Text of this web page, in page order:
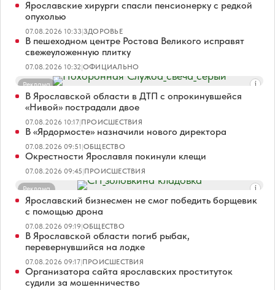
Ярославские хирурги спасли пенсионерку с редкой
опухолью
07.08.2026 10:33|ЗДОРОВЬЕ
В пешеходном центре Ростова Великого исправят
свежеуложенную плитку
07.08.2026 10:32|ОФИЦИАЛЬНО
Реклама
В Ярославской области в ДТП с опрокинувшейся
«Нивой» пострадали двое
07.08.2026 10:17|ПРОИСШЕСТВИЯ
В «Ярдормосте» назначили нового директора
07.08.2026 09:51|ОБЩЕСТВО
Окрестности Ярославля покинули клещи
07.08.2026 09:45|ПРОИСШЕСТВИЯ
Реклама
Ярославский бизнесмен не смог победить борщевик
с помощью дрона
07.08.2026 09:19|ОБЩЕСТВО
В Ярославской области погиб рыбак,
перевернувшийся на лодке
07.08.2026 09:17|ПРОИСШЕСТВИЯ
Организатора сайта ярославских проституток
судили за мошенничество